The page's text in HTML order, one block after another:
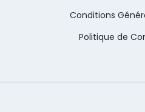
Conditions
Politique de